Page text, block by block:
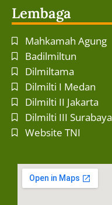
Lembaga
Mahkamah Agung
Badilmiltun
Dilmiltama
Dilmilti I Medan
Dilmilti II Jakarta
Dilmilti III Surabaya
Website TNI